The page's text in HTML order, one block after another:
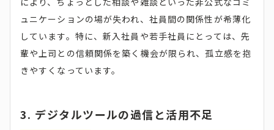
ュニケーションの場が失われ、社員間の関係性が希薄化
しています。​特に、新入社員や若手社員にとっては、先
輩や上司との信頼関係を築く機会が限られ、孤立感を抱
きやすくなっています。​
3. デジタルツールの過信と活用不足